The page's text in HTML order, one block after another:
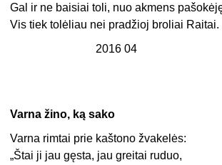
Gal ir ne baisiai toli, nuo akmens
Vis tiek tolėliau nei pradžioj broliai Raitai.
2016 04
Varna žino, ką sako
Varna rimtai prie kaštono žvakelės:
„Štai ji jau gęsta, jau greitai ruduo,